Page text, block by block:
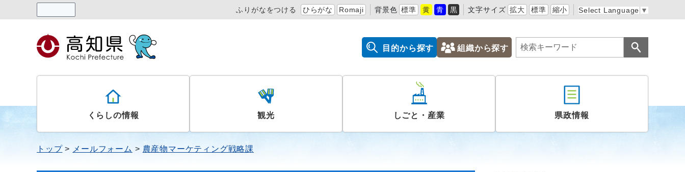
ふりがなをつける ひらがな Romaji 背景色 標準 黄 青 黒 文字サイズ 拡大 標準 縮小 Select Language ▼
目的から探す 組織から探す
くらしの情報 観光 しごと・産業 県政情報
トップ メールフォーム 農産物マーケティング戦略課